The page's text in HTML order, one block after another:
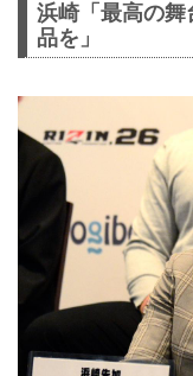
浜崎「最高の
品を」